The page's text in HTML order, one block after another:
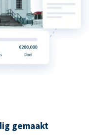
gemaakt